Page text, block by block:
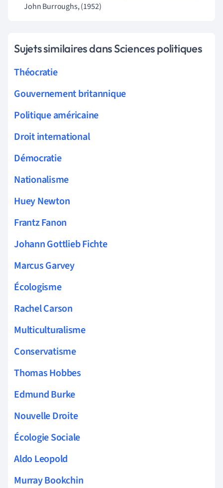
John Burroughs, (1952)
Sujets similaires dans Sciences politiques
Théocratie
Gouvernement britannique
Politique américaine
Droit international
Démocratie
Nationalisme
Huey Newton
Frantz Fanon
Johann Gottlieb Fichte
Marcus Garvey
Écologisme
Rachel Carson
Multiculturalisme
Conservatisme
Thomas Hobbes
Edmund Burke
Nouvelle Droite
Écologie Sociale
Aldo Leopold
Murray Bookchin